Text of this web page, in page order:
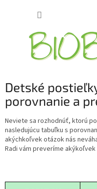
Detské
porovnanie a
Neviete sa rozhodnúť, ktorú
nasledujúcu tabuľku s
akýchkoľvek otázok nás
Radi vám preveríme